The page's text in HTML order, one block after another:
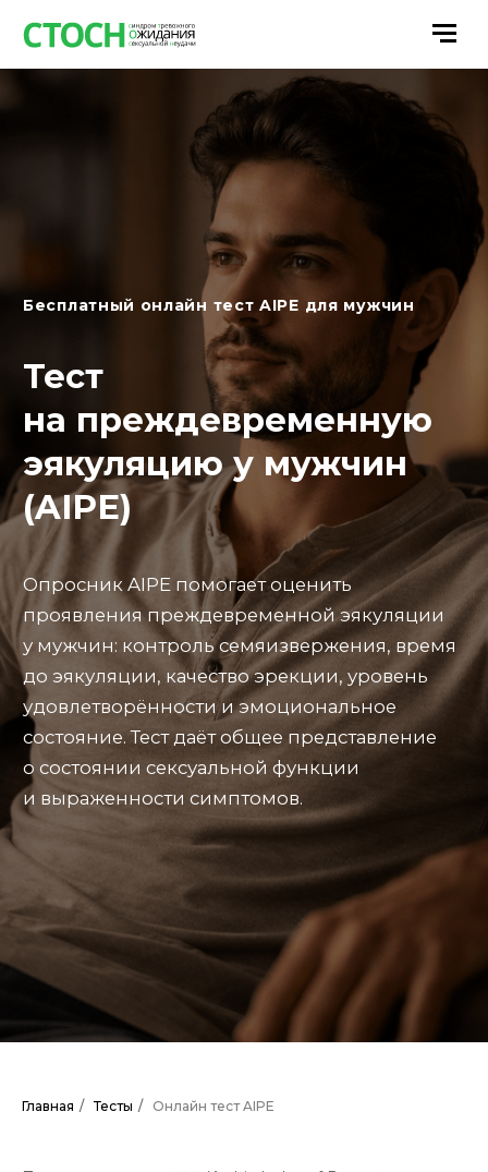
на преждевременную
эякуляцию у мужчин
(AIPE)
Бесплатный онлайн тест AIPE для мужчин
Опросник AIPE помогает оценить
проявления преждевременной эякуляции
у мужчин: контроль семяизвержения, время
до эякуляции, качество эрекции, уровень
удовлетворённости и эмоциональное
состояние. Тест даёт общее представление
о состоянии сексуальной функции
и выраженности симптомов.
Главная / Тесты / Онлайн тест AIPE